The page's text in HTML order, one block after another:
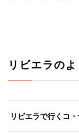
リビエラの
リビエラで行くコ